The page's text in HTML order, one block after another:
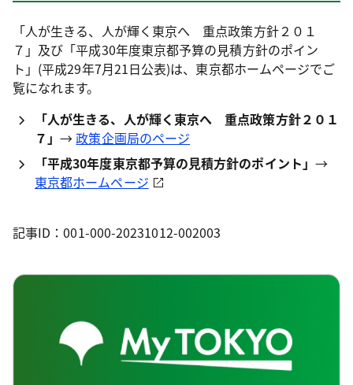
「人が生きる、人が輝く東京へ 重点政策方針２０１
７」及び「平成30年度東京都予算の見積方針のポイン
ト」(平成29年7月21日公表)は、東京都ホームページでご
覧になれます。
「人が生きる、人が輝く東京へ 重点政策方針２０１
７」→政策企画局のページ
「平成30年度東京都予算の見積方針のポイント」 →
東京都ホームページ
記事ID：001-000-20231012-002003